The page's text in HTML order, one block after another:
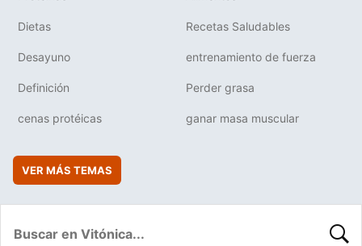
Dietas Recetas Saludables
Desayuno entrenamiento de fuerza
Definición Perder grasa
cenas protéicas ganar masa muscular
VER MÁS TEMAS